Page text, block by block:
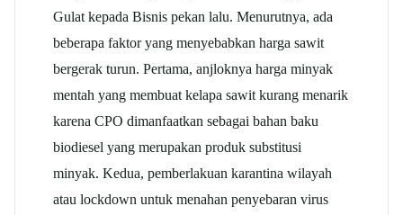
Gulat kepada Bisnis pekan lalu. Menurutnya, ada
beberapa faktor yang menyebabkan harga sawit
bergerak turun. Pertama, anjloknya harga minyak
mentah yang membuatkelapa sawitkurang menarik
karena CPO dimanfaatkan sebagai bahan baku
biodiesel yang merupakan produk substitusi
minyak. Kedua, pemberlakuan karantina wilayah
atau lockdown untuk menahan penyebaran virus